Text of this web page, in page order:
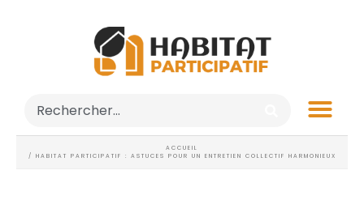
ACCUEIL
/ HABITAT PARTICIPATIF : ASTUCES POUR UN ENTRETIEN COLLECTIF HARMONIEUX